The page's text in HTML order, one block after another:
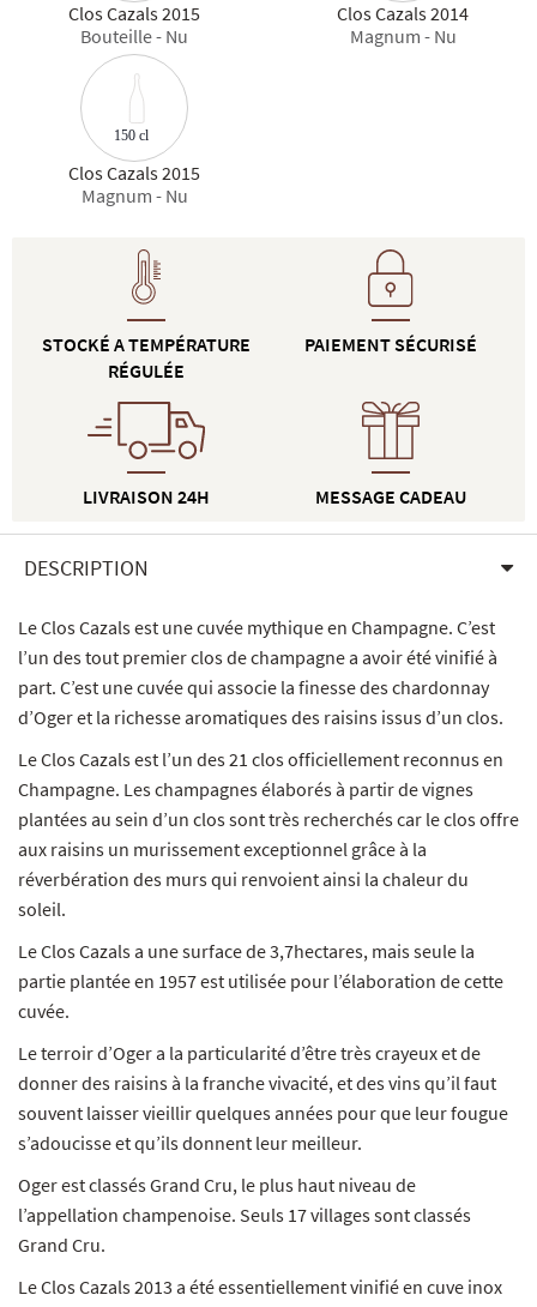
Clos Cazals 2015
Bouteille - Nu
Clos Cazals 2014
Magnum - Nu
150 cl
Clos Cazals 2015
Magnum - Nu
STOCKÉ A TEMPÉRATURE
RÉGULÉE
LIVRAISON 24H
PAIEMENT SÉCURISÉ
MESSAGE CADEAU
DESCRIPTION
Le Clos Cazals est une cuvée mythique en Champagne. C’est
l’un des tout premier clos de champagne a avoir été vinifié à
part. C’est une cuvée qui associe la finesse des chardonnay
d’Oger et la richesse aromatiques des raisins issus d’un clos.
Le Clos Cazals est l’un des 21 clos officiellement reconnus en
Champagne. Les champagnes élaborés à partir de vignes
plantées au sein d’un clos sont très recherchés car le clos offre
aux raisins un murissement exceptionnel grâce à la
réverbération des murs qui renvoient ainsi la chaleur du
soleil.
Le Clos Cazals a une surface de 3,7hectares, mais seule la
partie plantée en 1957 est utilisée pour l’élaboration de cette
cuvée.
Le terroir d’Oger a la particularité d’être très crayeux et de
donner des raisins à la franche vivacité, et des vins qu’il faut
souvent laisser vieillir quelques années pour que leur fougue
s’adoucisse et qu’ils donnent leur meilleur.
Oger est classés Grand Cru, le plus haut niveau de
l’appellation champenoise. Seuls 17 villages sont classés
Grand Cru.
Le Clos Cazals 2013 a été essentiellement vinifié en cuve inox